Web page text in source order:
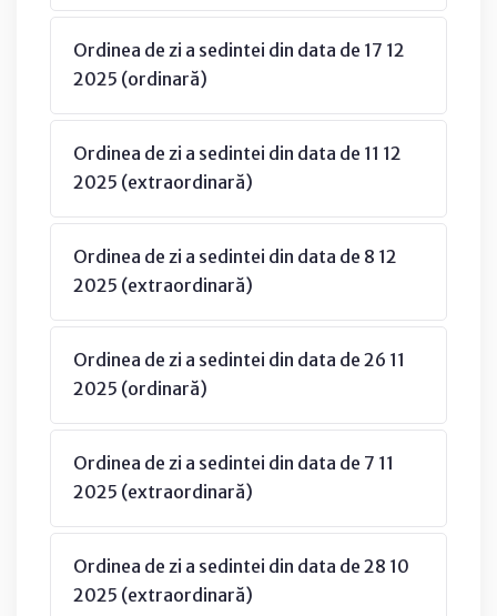
Ordinea de zi a sedintei din data de 17 12
2025 (ordinară)
Ordinea de zi a sedintei din data de 11 12
2025 (extraordinară)
Ordinea de zi a sedintei din data de 8 12
2025 (extraordinară)
Ordinea de zi a sedintei din data de 26 11
2025 (ordinară)
Ordinea de zi a sedintei din data de 7 11
2025 (extraordinară)
Ordinea de zi a sedintei din data de 28 10
2025 (extraordinară)